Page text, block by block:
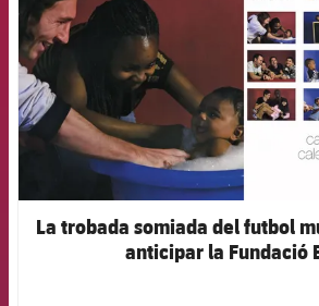
La trobada somiada del futbol
anticipar la Fundació